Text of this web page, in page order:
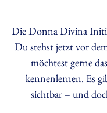
Die Donna Divina
Du stehst jetzt vor
möchtest gerne
kennenlernen. Es
sichtbar – und